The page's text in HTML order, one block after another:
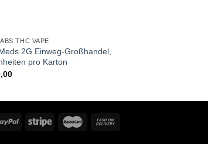
THC VAPE
2G Einweg-Großhandel,
pro Karton